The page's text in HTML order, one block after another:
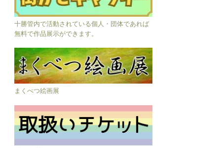
十勝管内で活動されている個人・団体であれば
無料で作品展示ができます。
まくべつ絵画展